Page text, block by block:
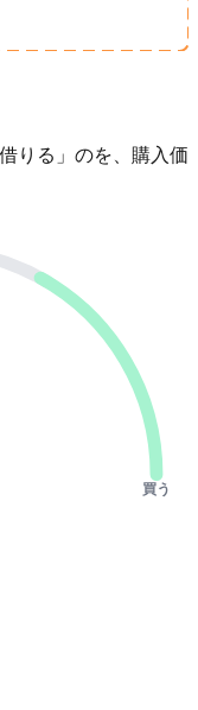
りる」のを、購入価
買う